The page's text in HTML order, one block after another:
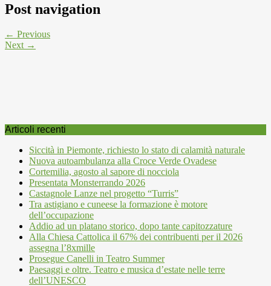
Post navigation
← Previous
Next →
Articoli recenti
Siccità in Piemonte, richiesto lo stato di calamità naturale
Nuova autoambulanza alla Croce Verde Ovadese
Cortemilia, agosto al sapore di nocciola
Presentata Monsterrando 2026
Castagnole Lanze nel progetto “Turris”
Tra astigiano e cuneese la formazione è motore
dell’occupazione
Addio ad un platano storico, dopo tante capitozzature
Alla Chiesa Cattolica il 67% dei contribuenti per il 2026
assegna l’8xmille
Prosegue Canelli in Teatro Summer
Paesaggi e oltre. Teatro e musica d’estate nelle terre
dell’UNESCO